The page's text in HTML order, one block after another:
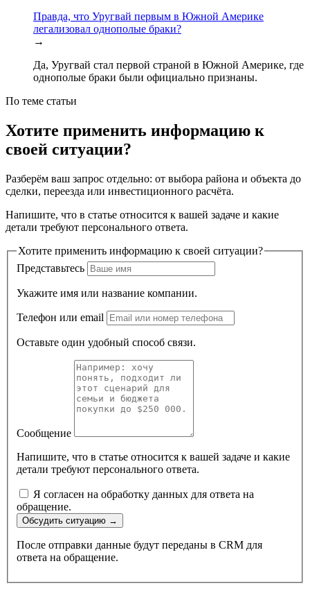
Правда, что Уругвай первым в Южной Америке
легализовал однополые браки?
→
Да, Уругвай стал первой страной в Южной Америке, где
однополые браки были официально признаны.
По теме статьи
Хотите применить информацию к
своей ситуации?
Разберём ваш запрос отдельно: от выбора района и объекта до
сделки, переезда или инвестиционного расчёта.
Напишите, что в статье относится к вашей задаче и какие
детали требуют персонального ответа.
Хотите применить информацию к своей ситуации?
Представьтесь
Укажите имя или название компании.
Телефон или email
Оставьте один удобный способ связи.
Сообщение
Напишите, что в статье относится к вашей задаче и какие
детали требуют персонального ответа.
Я согласен на обработку данных для ответа на
обращение.
Обсудить ситуацию →
После отправки данные будут переданы в CRM для
ответа на обращение.